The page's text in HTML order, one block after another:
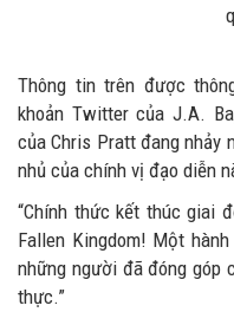
Thông tin trên được
khoản Twitter của J.A.
của Chris Pratt đang nhảy
nhủ của chính vị đạo diễn
“Chính thức kết thúc giai
Fallen Kingdom! Một
những người đã đóng góp
thực.”